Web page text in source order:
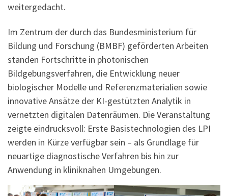
weitergedacht.
Im Zentrum der durch das Bundesministerium für
Bildung und Forschung (BMBF) geförderten Arbeiten
standen Fortschritte in photonischen
Bildgebungsverfahren, die Entwicklung neuer
biologischer Modelle und Referenzmaterialien sowie
innovative Ansätze der KI-gestützten Analytik in
vernetzten digitalen Datenräumen. Die Veranstaltung
zeigte eindrucksvoll: Erste Basistechnologien des LPI
werden in Kürze verfügbar sein – als Grundlage für
neuartige diagnostische Verfahren bis hin zur
Anwendung in kliniknahen Umgebungen.